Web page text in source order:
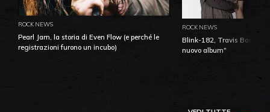
ROCK NEWS
Pearl Jam, la storia di Even Flow (e perché le
registrazioni furono un incubo)
ROCK NEWS
Blink-182, Travis Barker:
nuovo album"